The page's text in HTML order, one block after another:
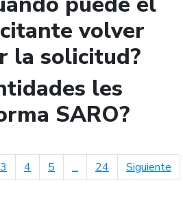
volver
la solicitud?
les
SARO?
3 4 5 ... 24 Siguiente